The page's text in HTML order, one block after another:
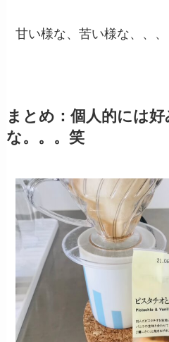
甘い様な、苦い様な、、、
まとめ：個人的には
な。。。笑